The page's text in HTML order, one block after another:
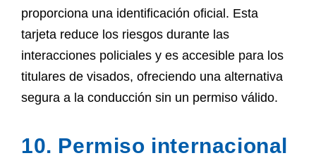
proporciona una identificación oficial. Esta
tarjeta reduce los riesgos durante las
interacciones policiales y es accesible para los
titulares de visados, ofreciendo una alternativa
segura a la conducción sin un permiso válido.
10. Permiso internacional